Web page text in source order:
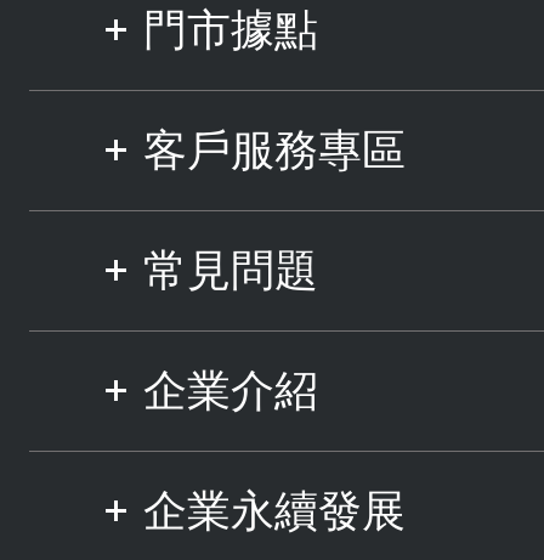
門市據點
客戶服務專區
常見問題
企業介紹
企業永續發展